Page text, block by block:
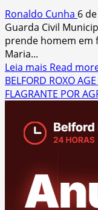
Ronaldo Cunha 6
Guarda Civil
prende homem em
Maria...
Leia mais Read
BELFORD ROXO
FLAGRANTE POR